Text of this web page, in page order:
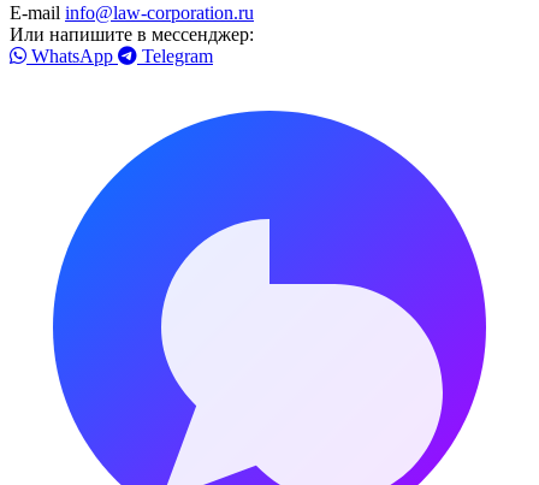
E-mail info@law-corporation.ru
Или напишите в мессенджер:
WhatsApp
Telegram